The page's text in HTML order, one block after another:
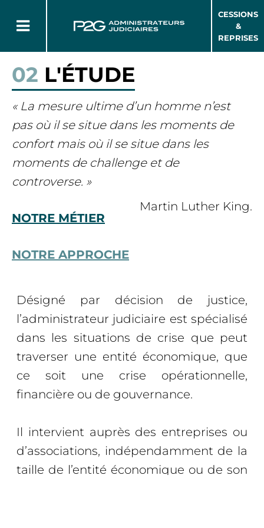
CESSIONS
&
REPRISES
02 L'ÉTUDE
« La mesure ultime d’un homme n’est
pas où il se situe dans les moments de
confort mais où il se situe dans les
moments de challenge et de
controverse. »
Martin Luther King.
NOTRE MÉTIER
NOTRE APPROCHE
Désigné par décision de justice,
l’administrateur judiciaire est spécialisé
dans les situations de crise que peut
traverser une entité économique, que
ce soit une crise opérationnelle,
financière ou de gouvernance.
Il intervient auprès des entreprises ou
d’associations, indépendamment de la
taille de l’entité économique ou de son